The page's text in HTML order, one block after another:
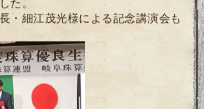
た。
・細江茂光様による記念講演会も